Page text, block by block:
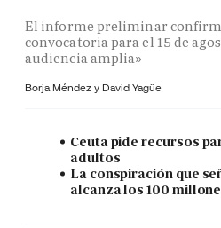
El informe preliminar
convocatoria para el 15 de
audiencia amplia»
Borja Méndez y David Yagüe
Ceuta pide recursos
adultos
La conspiración que
alcanza los 100